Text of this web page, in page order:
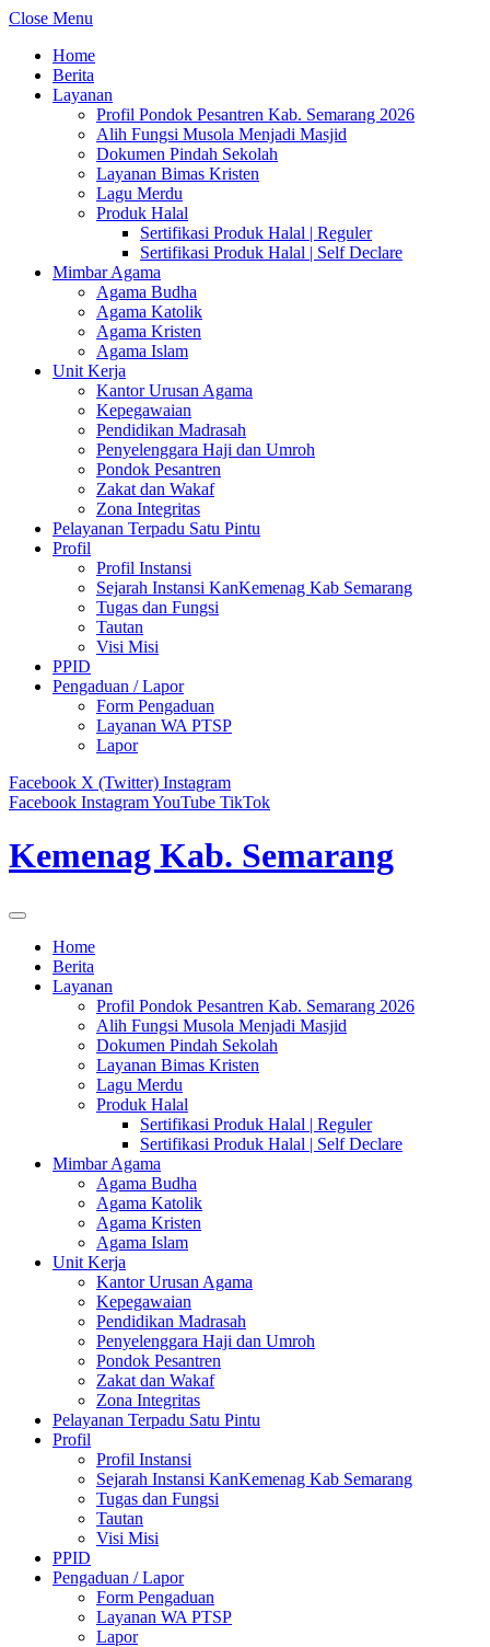
Close Menu
Home
Berita
Layanan
Profil Pondok Pesantren Kab. Semarang 2026
Alih Fungsi Musola Menjadi Masjid
Dokumen Pindah Sekolah
Layanan Bimas Kristen
Lagu Merdu
Produk Halal
Sertifikasi Produk Halal | Reguler
Sertifikasi Produk Halal | Self Declare
Mimbar Agama
Agama Budha
Agama Katolik
Agama Kristen
Agama Islam
Unit Kerja
Kantor Urusan Agama
Kepegawaian
Pendidikan Madrasah
Penyelenggara Haji dan Umroh
Pondok Pesantren
Zakat dan Wakaf
Zona Integritas
Pelayanan Terpadu Satu Pintu
Profil
Profil Instansi
Sejarah Instansi KanKemenag Kab Semarang
Tugas dan Fungsi
Tautan
Visi Misi
PPID
Pengaduan / Lapor
Form Pengaduan
Layanan WA PTSP
Lapor
Facebook X (Twitter) Instagram
Facebook InstagramYouTube TikTok
Kemenag Kab. Semarang
Home
Berita
Layanan
Profil Pondok Pesantren Kab. Semarang 2026
Alih Fungsi Musola Menjadi Masjid
Dokumen Pindah Sekolah
Layanan Bimas Kristen
Lagu Merdu
Produk Halal
Sertifikasi Produk Halal | Reguler
Sertifikasi Produk Halal | Self Declare
Mimbar Agama
Agama Budha
Agama Katolik
Agama Kristen
Agama Islam
Unit Kerja
Kantor Urusan Agama
Kepegawaian
Pendidikan Madrasah
Penyelenggara Haji dan Umroh
Pondok Pesantren
Zakat dan Wakaf
Zona Integritas
Pelayanan Terpadu Satu Pintu
Profil
Profil Instansi
Sejarah Instansi KanKemenag Kab Semarang
Tugas dan Fungsi
Tautan
Visi Misi
PPID
Pengaduan / Lapor
Form Pengaduan
Layanan WA PTSP
Lapor